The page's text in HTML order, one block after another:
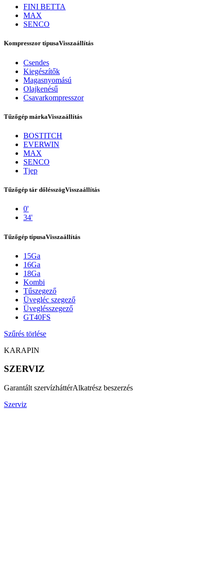
Kapcsolat
FINI BETTA
MAX
SENCO
Kompresszor típusaVisszaállítás
Csendes
Kiegészítők
Magasnyomású
Olajkenésű
Csavarkompresszor
Tűzőgép márkaVisszaállítás
BOSTITCH
EVERWIN
MAX
SENCO
Tjep
Tűzőgép tár dőlésszögVisszaállítás
0'
34'
Tűzőgép típusaVisszaállítás
15Ga
16Ga
18Ga
Kombi
Tűszegező
Üvegléc szegező
Üveglésszegező
GT40FS
Szűrés törlése
KARAPIN
SZERVIZ
Garantált szervízháttérAlkatrész beszerzés
Szerviz